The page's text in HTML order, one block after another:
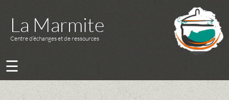
La Marmite
Centre d’échanges et de ressources
☰